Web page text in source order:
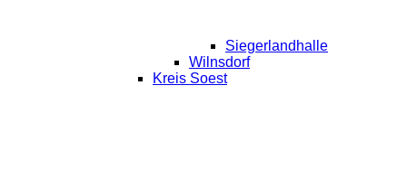
Siegerlandhalle
Wilnsdorf
Kreis Soest